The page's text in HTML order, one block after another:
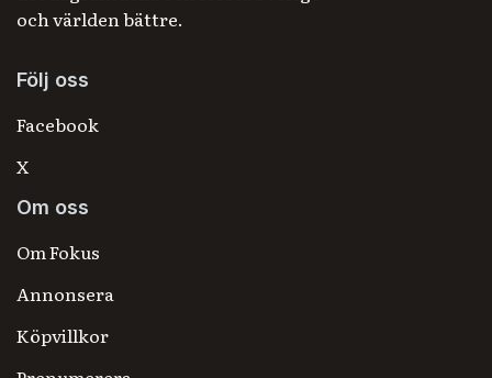
och världen bättre.
Följ oss
Facebook
X
Om oss
Om Fokus
Annonsera
Köpvillkor